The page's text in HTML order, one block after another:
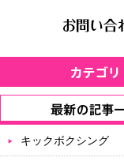
キックボクシング